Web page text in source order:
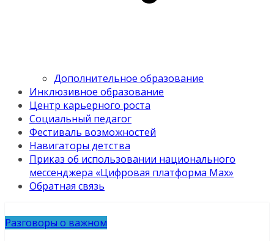
Дополнительное образование
Инклюзивное образование
Центр карьерного роста
Социальный педагог
Фестиваль возможностей
Навигаторы детства
Приказ об использовании национального
мессенджера «Цифровая платформа Мах»
Обратная связь
Разговоры о важном